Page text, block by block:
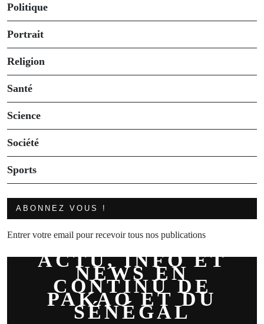
Politique
Portrait
Religion
Santé
Science
Société
Sports
ABONNEZ VOUS !
Entrer votre email pour recevoir tous nos publications
ACTU, INFO ET
NEWS EN
CONTINU DE
PAKAO ET DU
SÉNÉGAL